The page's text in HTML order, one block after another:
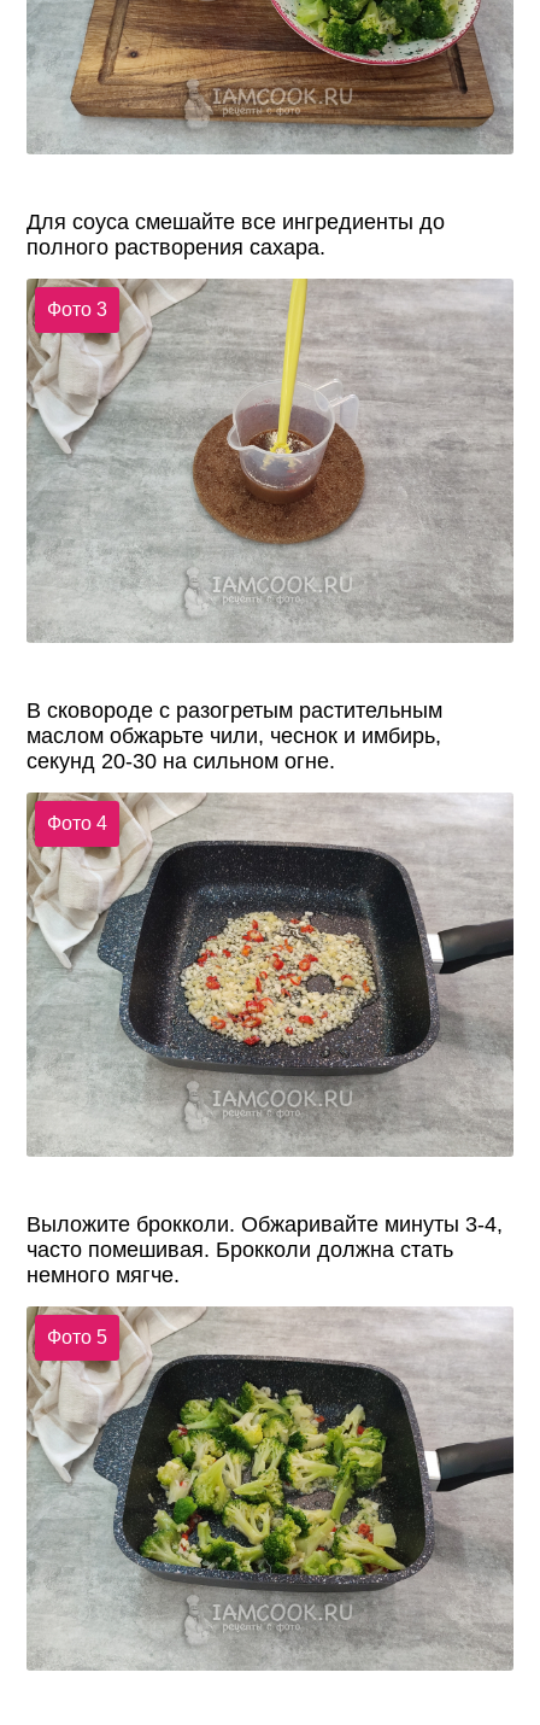
Для соуса смешайте все ингредиенты до
полного растворения сахара.
Фото 3
В сковороде с разогретым растительным
маслом обжарьте чили, чеснок и имбирь,
секунд 20-30 на сильном огне.
Фото 4
Выложите брокколи. Обжаривайте минуты 3-4,
часто помешивая. Брокколи должна стать
немного мягче.
Фото 5